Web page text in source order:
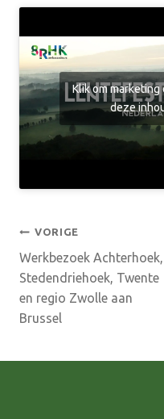
Klik om
deze
Bericht
navigatie
VORIGE
Werkbezoek Achterhoek,
Stedendriehoek, Twente
en regio Zwolle aan
Brussel